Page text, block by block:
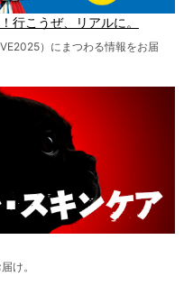
行こうぜ、リアルに。
）にまつわる情報をお届
け。